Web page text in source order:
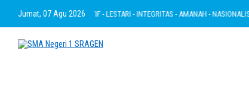
Jumat, 07 Agu 2026
- RAMAH - INOVATIF - LESTARI - INTEGRITAS - AMANAH - NASIONALIS